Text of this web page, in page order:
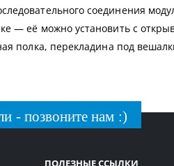
соединения
— её можно установить с
полка, перекладина под
- позвоните нам :)